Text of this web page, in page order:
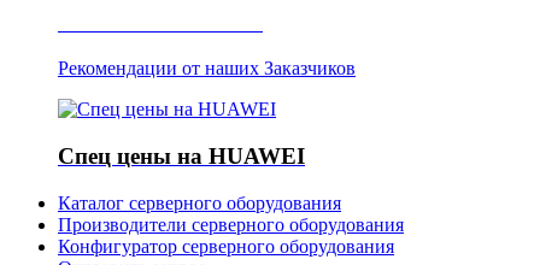
Рекомендации от наших Заказчиков
Спец цены на HUAWEI
Каталог серверного оборудования
Производители серверного оборудования
Конфигуратор серверного оборудования